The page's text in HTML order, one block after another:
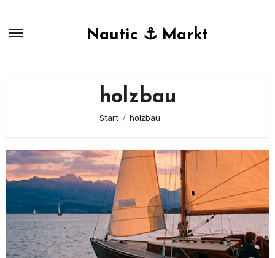
Nautic ⚓ Markt
holzbau
Start holzbau